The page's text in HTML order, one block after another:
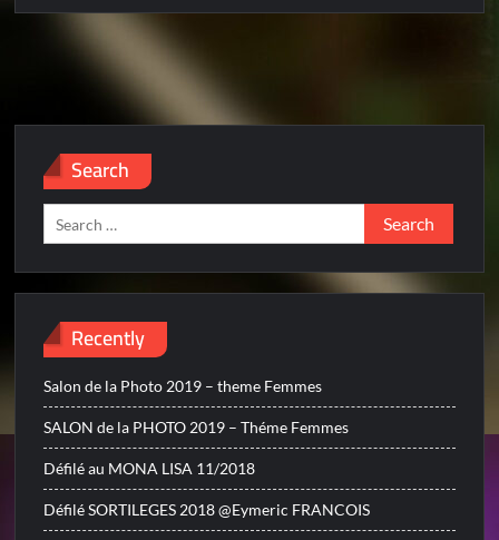
Search
Search
for:
Recently
Salon de la Photo 2019 – theme Femmes
SALON de la PHOTO 2019 – Théme Femmes
Défilé au MONA LISA 11/2018
Défilé SORTILEGES 2018 @Eymeric FRANCOIS